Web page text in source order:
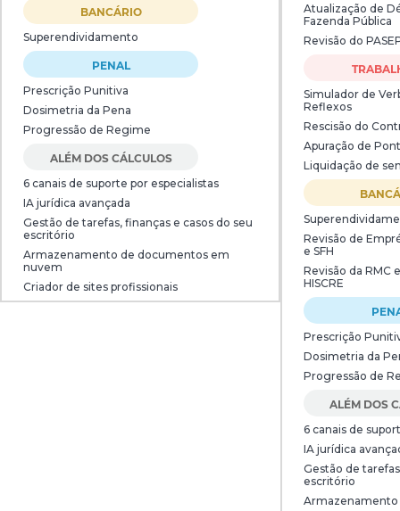
BANCÁRIO
Superendividamento
PENAL
Prescrição Punitiva
Dosimetria da Pena
Progressão de Regime
ALÉM DOS CÁLCULOS
6 canais de suporte por especialistas
IA jurídica avançada
Gestão de tarefas, finanças e casos do seu
escritório
Armazenamento de documentos em
nuvem
Criador de sites profissionais
Atualização de
Fazenda Pública
Revisão do
Simulador de
Reflexos
Rescisão do
Apuração de
Liquidação de
Revisão de
e SFH
Revisão da RMC
HISCRE
Prescrição
Dosimetria da
Progressão de
ALÉM DOS
6 canais de
IA jurídica
Gestão de
escritório